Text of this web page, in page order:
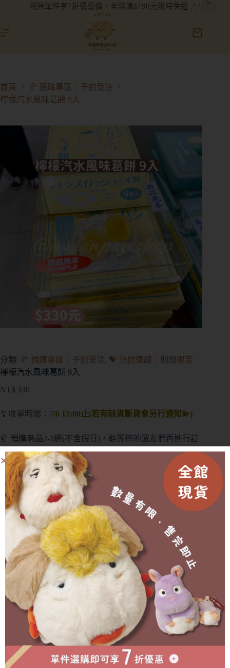
現貨單件享7折優惠價、全館滿$790元限時免運 .ᐟ.ᐟ
首頁
🥐 預購專區┊予約受注
檸檬汽水風味葛餅 9入
分類: 🥐 預購專區┊予約受注, 💝 快閃連線┊期間限定
檸檬汽水風味葛餅 9入
NT$ 330
🎐收單時間：7/6 12:00止(若有缺貨斷貨會另行通知💫)
🥐 預購商品2-3週(不含假日)，能等待的菠友們再進行訂
購(提前或延後都會另行通知)
🥐 外盒在運送中多少會有碰撞/碎裂等狀況發生，不會影
響商品本身🙇‍♀️
有需要協助的地方歡迎私訊官方賴詢問🫶🏻
成為會員即可享有折扣！
已售完
物流方式
付款方式
超商取貨付款